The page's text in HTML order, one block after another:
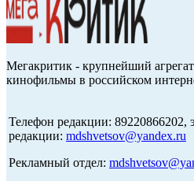
Мегакритик - крупнейший
кинофильмы в российском
Телефон редакции: 89220866202,
редакции: mdshvetsov@yandex.ru
Рекламный отдел: